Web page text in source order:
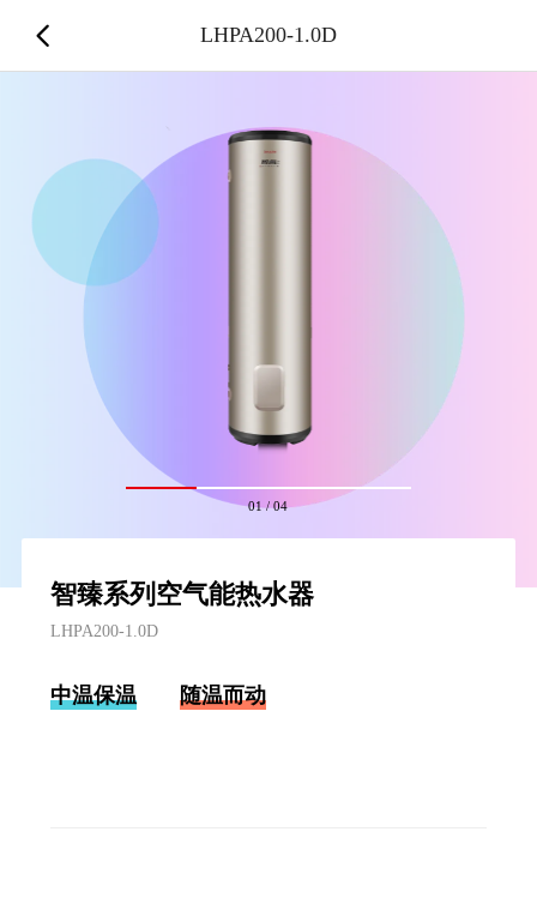
01/04
智臻系列空气能热水器
LHPA200-1.0D
中温保温 随温而动
LHPA200-1.0D